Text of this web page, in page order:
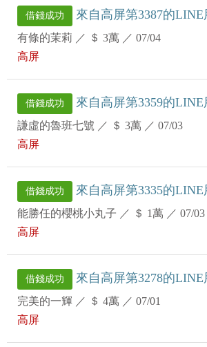
借錢成功 來自高屏第3387的
有條的茉莉 ／ ＄ 3萬 ／ 07/04
高屏
借錢成功 來自高屏第3359的
謙虛的魯班七號 ／ ＄ 3萬 ／ 07/03
高屏
借錢成功 來自高屏第3335的
能勝任的櫻桃小丸子 ／ ＄ 1萬 ／ 07/03
高屏
借錢成功 來自高屏第3278的
完美的一輝 ／ ＄ 4萬 ／ 07/01
高屏